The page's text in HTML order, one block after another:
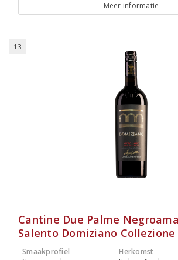
Meer informatie
13
Cantine Due Palme
Salento Domiziano
Smaakprofiel Herkomst